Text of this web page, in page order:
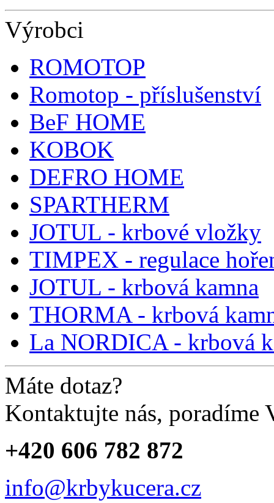
Výrobci
ROMOTOP
Romotop - příslušenství
BeF HOME
KOBOK
DEFRO HOME
SPARTHERM
JOTUL - krbové vložky
TIMPEX - regulace
JOTUL - krbová kamna
THORMA - krbová
La NORDICA - krbová
Máte dotaz?
Kontaktujte nás, poradíme
+420 606 782 872
info@krbykucera.cz